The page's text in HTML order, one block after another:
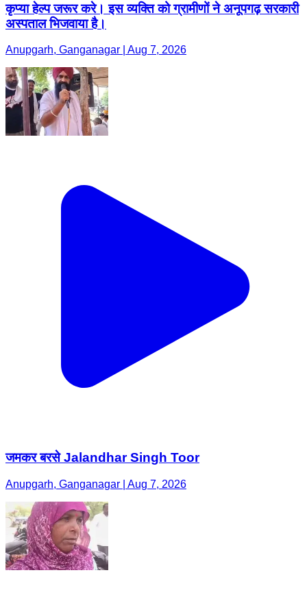
कृप्या हेल्प जरूर करे। इस व्यक्ति को ग्रामीणों ने अनूपगढ़ सरकारी
अस्पताल भिजवाया है।
Anupgarh, Ganganagar | Aug 7, 2026
जमकर बरसे Jalandhar Singh Toor
Anupgarh, Ganganagar | Aug 7, 2026